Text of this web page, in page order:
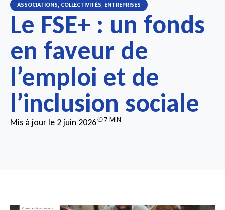
ASSOCIATIONS, COLLECTIVITÉS, ENTREPRISES
Le FSE+ : un fonds
en faveur de
l’emploi et de
l’inclusion sociale
Mis à jour le 2 juin 2026 7 MIN